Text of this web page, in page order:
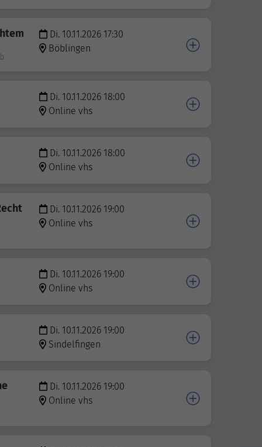
Di. 10.11.2026 17:30
Böblingen
Di. 10.11.2026 18:00
Online vhs
Di. 10.11.2026 18:00
Online vhs
Di. 10.11.2026 19:00
Online vhs
Di. 10.11.2026 19:00
Online vhs
Di. 10.11.2026 19:00
Sindelfingen
Di. 10.11.2026 19:00
Online vhs